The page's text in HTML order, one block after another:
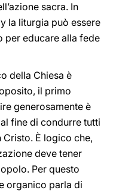
sacra. In
la liturgia può essere
per educare alla fede
della Chiesa è
il primo
generosamente è
fine di condurre tutti
È logico che,
deve tener
Per questo
organico parla di